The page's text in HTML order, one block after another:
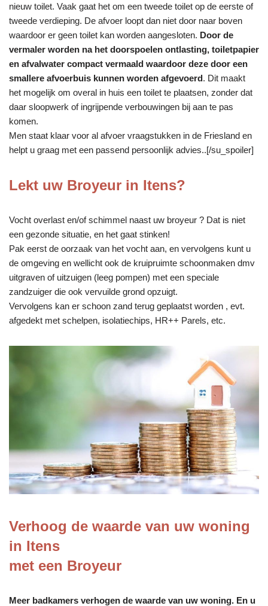
nieuw toilet. Vaak gaat het om een tweede toilet op de eerste of
tweede verdieping. De afvoer loopt dan niet door naar boven
waardoor er geen toilet kan worden aangesloten. Door de
vermaler worden na het doorspoelen ontlasting, toiletpapier
en afvalwater compact vermaald waardoor deze door een
smallere afvoerbuis kunnen worden afgevoerd. Dit maakt
het mogelijk om overal in huis een toilet te plaatsen, zonder dat
daar sloopwerk of ingrijpende verbouwingen bij aan te pas
komen.
Men staat klaar voor al afvoer vraagstukken in de Friesland en
helpt u graag met een passend persoonlijk advies..[/su_spoiler]
Lekt uw Broyeur in Itens?
Vocht overlast en/of schimmel naast uw broyeur ? Dat is niet
een gezonde situatie, en het gaat stinken!
Pak eerst de oorzaak van het vocht aan, en vervolgens kunt u
de omgeving en wellicht ook de kruipruimte schoonmaken dmv
uitgraven of uitzuigen (leeg pompen) met een speciale
zandzuiger die ook vervuilde grond opzuigt.
Vervolgens kan er schoon zand terug geplaatst worden , evt.
afgedekt met schelpen, isolatiechips, HR++ Parels, etc.
Verhoog de waarde van uw woning
in Itens
met een Broyeur
Meer badkamers verhogen de waarde van uw woning. En u